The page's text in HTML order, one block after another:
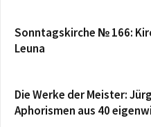
Sonntagskirche № 166:
Leuna
Die Werke der Meister:
Aphorismen aus 40